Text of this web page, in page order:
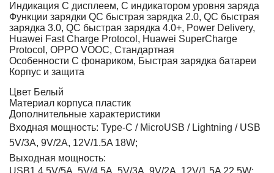
Индикация С дисплеем, С индикатором уровня заряда
Функции зарядки QC быстрая зарядка 2.0, QC быстрая
зарядка 3.0, QC быстрая зарядка 4.0+, Power Delivery,
Huawei Fast Charge Protocol, Huawei SuperCharge
Protocol, OPPO VOOC, Стандартная
Особенности С фонариком, Быстрая зарядка батареи
Корпус и защита
Цвет Белый
Материал корпуса пластик
Дополнительные характеристики
Входная мощность: Type-C / MicroUSB / Lightning / USB
5V/3A, 9V/2A, 12V/1.5A 18W;
Выходная мощность:
USB1 4.5V/5A, 5V/4.5A, 5V/3A, 9V/2A, 12V/1.5A 22.5W;